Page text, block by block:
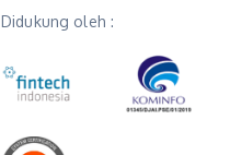
Didukung oleh :